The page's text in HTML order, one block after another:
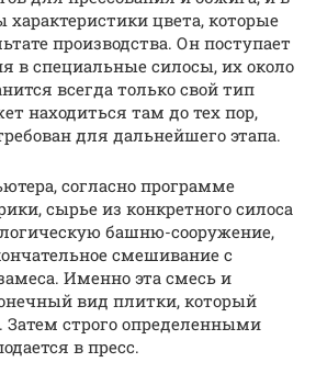
цвета, которые
производства. Он поступает
в специальные силосы, их около
всегда только свой тип
находиться там до тех пор,
для дальнейшего этапа.
согласно программе
сырье из конкретного силоса
башню-сооружение,
смешивание с
Именно эта смесь и
вид плитки, который
Затем строго определенными
в пресс.